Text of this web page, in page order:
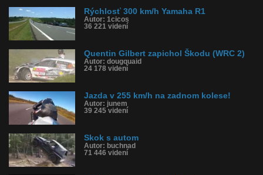
Rýchlosť 300 km/h Yamaha R1
Autor: 1cicos
36 221 videní
Quentin Gilbert zapichol Škodu (WRC 2)
Autor: dougquaid
24 178 videní
Jazda v 255 km/h na zadnom kolese!
Autor: junem
39 245 videní
Skok s autom
Autor: buchnad
71 446 videní